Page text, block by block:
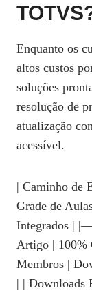
Enquanto os
altos custos
soluções
resolução de
atualização
acessível.
| Caminho de
Grade de
Integrados |
Artigo | 100%
Membros |
| | Downloads